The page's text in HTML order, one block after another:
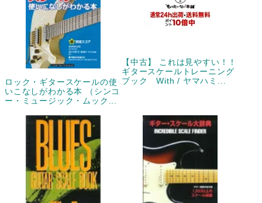
ロック・ギタースケールの使
いこなしがわかる本 （シンコ
ー・ミュージック・ムック...
【中古】 これは見やすい！！
ギタースケールトレーニング
ブック With / ヤマハミ...